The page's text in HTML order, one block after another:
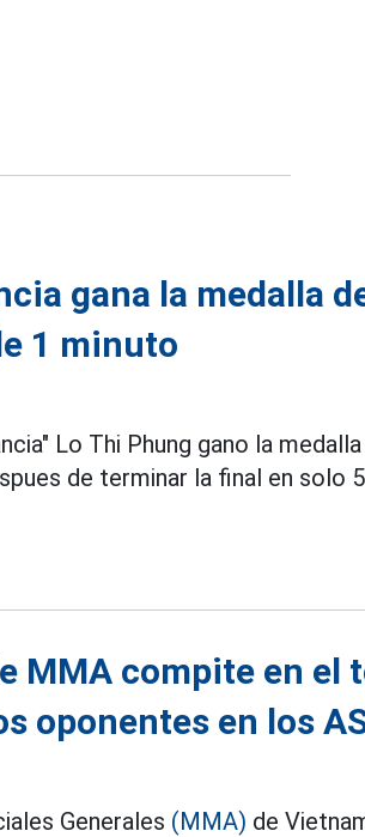
gana la medalla
1 minuto
Lo Thi Phung gano la
de terminar la final en solo
MMA compite en el
oponentes en los
Generales (MMA) de